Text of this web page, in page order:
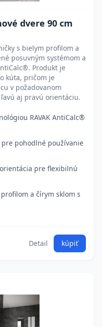
dvere 90 cm
s bielym profilom a
posuvným systémom a
Produkt je
kúta, pričom je
v požadovanom
aj pravú orientáciu.
RAVAK AntiCalc®
pre pohodlné používanie
pre flexibilnú
a čírym sklom s
Detail kúpiť